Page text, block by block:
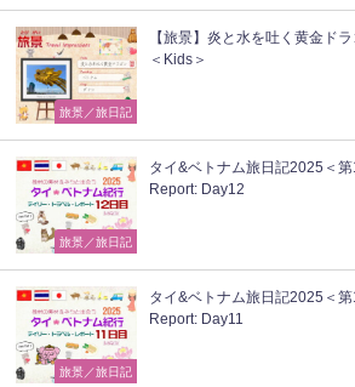
旅景／旅日記
【旅景】炎と水を吐く黄金ド
＜Kids＞
旅景／旅日記
タイ&ベトナム旅日記2025＜
Report: Day12
旅景／旅日記
タイ&ベトナム旅日記2025＜
Report: Day11